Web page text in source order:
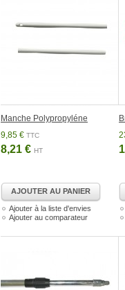
Manche Polypropyléne
9,85 € TTC
8,21 € HT
AJOUTER AU PANIER
Ajouter à la liste d'envies
Ajouter au comparateur